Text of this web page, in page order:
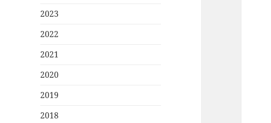
2023
2022
2021
2020
2019
2018